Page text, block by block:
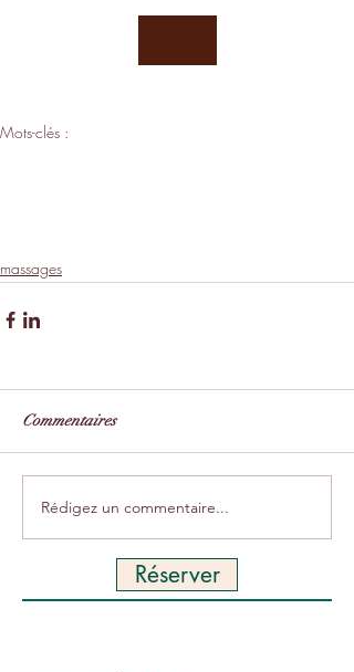
Mots-clés :
massages
Commentaires
Rédigez un commentaire...
Réserver